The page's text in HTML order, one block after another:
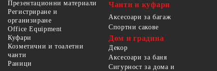
Презентационни материали
Регистриране и
организиране
Office Equipment
Чанти и куфари
Аксесоари за багаж
Спортни сакове
Куфари
Козметични и тоалетни
чанти
Раници
Дом и градина
Декор
Аксесоари за баня
Сигурност за дома и